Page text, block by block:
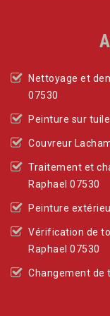
Nettoyage et
07530
Peinture sur
Couvreur
Traitement et
Raphael 07530
Peinture
Vérification de
Raphael 07530
Changement de